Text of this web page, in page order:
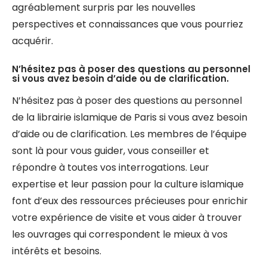
agréablement surpris par les nouvelles
perspectives et connaissances que vous pourriez
acquérir.
N’hésitez pas à poser des questions au personnel
si vous avez besoin d’aide ou de clarification.
N’hésitez pas à poser des questions au personnel
de la librairie islamique de Paris si vous avez besoin
d’aide ou de clarification. Les membres de l’équipe
sont là pour vous guider, vous conseiller et
répondre à toutes vos interrogations. Leur
expertise et leur passion pour la culture islamique
font d’eux des ressources précieuses pour enrichir
votre expérience de visite et vous aider à trouver
les ouvrages qui correspondent le mieux à vos
intérêts et besoins.